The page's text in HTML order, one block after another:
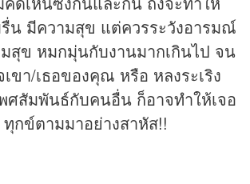
น มีความสุข แต่ควรระวังอารมณ์
สุข หมกมุ่นกับงานมากเกินไป จน
ขา/เธอของคุณ หรือ หลงระเริง
ศสัมพันธ์กับคนอื่น ก็อาจทำให้เจอ
กข์ตามมาอย่างสาหัส!!